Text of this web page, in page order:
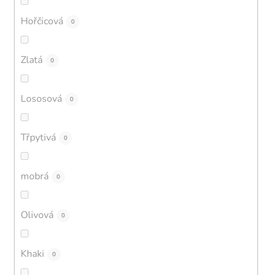
Hořčicová 0
Zlatá 0
Lososová 0
Třpytivá 0
mobrá 0
Olivová 0
Khaki 0